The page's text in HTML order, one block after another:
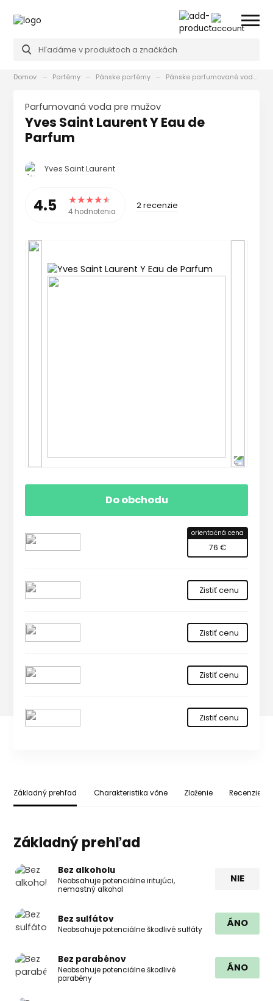
Domov Parfémy Pánske parfémy Pánske parfumované vody
Parfumovaná voda pre mužov
Yves Saint Laurent Y Eau de
Parfum
Yves Saint Laurent
4.5 4 hodnotenia
2 recenzie
Do obchodu
orientačná cena
76 €
Zistiť cenu
Zistiť cenu
Zistiť cenu
Zistiť cenu
Základný prehľad Charakteristika vône Zloženie Recenzie
Základný prehľad
Bez alkoholu
Neobsahuje potenciálne iritujúci,
nemastný alkohol
NIE
Bez sulfátov
Neobsahuje potenciálne škodlivé sulfáty
ÁNO
Bez parabénov
Neobsahuje potenciálne škodlivé
parabény
ÁNO